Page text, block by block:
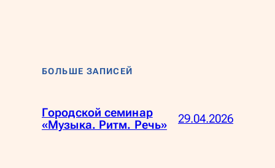
БОЛЬШЕ ЗАПИСЕЙ
Городской семинар
«Музыка. Ритм. Речь»
29.04.2026